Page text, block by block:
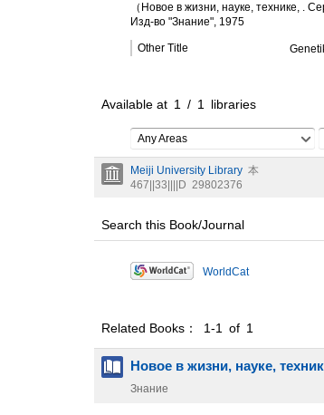
（Новое в жизни, науке, технике, .
Изд-во "Знание", 1975
Other Title
Available at 1 / 1 libraries
Any Areas
Meiji University Library 本
467||33||||D 29802376
Search this Book/Journal
WorldCat
Related Books： 1-1 of 1
Новое в жизни, науке,
Знание